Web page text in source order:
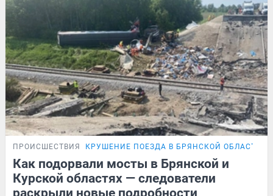
ПРОИСШЕСТВИЯ КРУШЕНИЕ ПОЕЗДА В БРЯНСКОЙ ОБЛАСТИ
Как подорвали мосты в Брянской и
Курской областях — следователи